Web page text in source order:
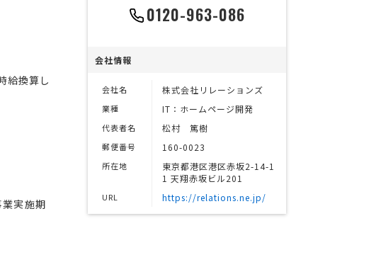
給換算し
実施期
0120-963-086
会社情報
会社名 株式会社リレーションズ
業種 IT：ホームページ開発
代表者名 松村 篤樹
郵便番号 160-0023
所在地
東京都港区港区赤坂2-14-1
1 天翔赤坂ビル201
URL https://relations.ne.jp/